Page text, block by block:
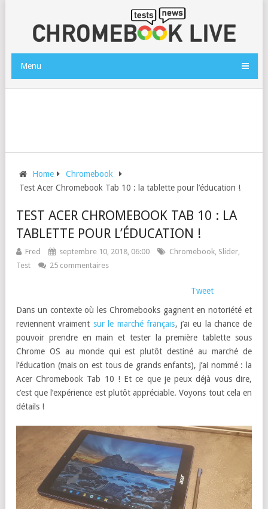
Menu
Home
Chromebook
Test Acer Chromebook Tab 10 : la tablette pour l’éducation !
TEST ACER CHROMEBOOK TAB 10 : LA
TABLETTE POUR L’ÉDUCATION !
Fred septembre 10, 2018, 06:00 Chromebook, Slider,
Test
25 commentaires
Tweet
Dans un contexte où les Chromebooks gagnent en notoriété et
reviennent vraiment sur le marché français, j’ai eu la chance de
pouvoir prendre en main et tester la première tablette sous
Chrome OS au monde qui est plutôt destiné au marché de
l’éducation (mais on est tous de grands enfants), j’ai nommé : la
Acer Chromebook Tab 10 ! Et ce que je peux déjà vous dire,
c’est que l’expérience est plutôt appréciable. Voyons tout cela en
détails !